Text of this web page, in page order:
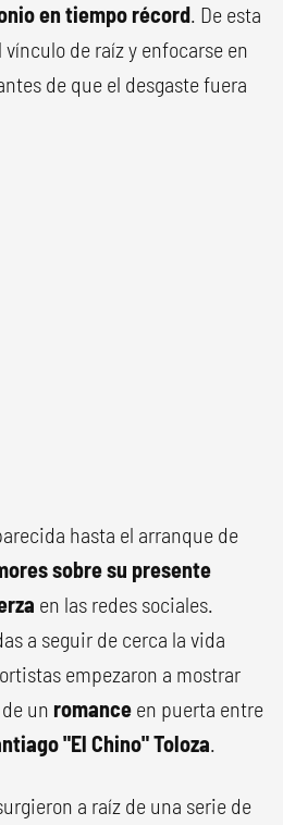
en tiempo récord. De esta
de raíz y enfocarse en
de que el desgaste fuera
hasta el arranque de
sobre su presente
en las redes sociales.
a seguir de cerca la vida
empezaron a mostrar
un romance en puerta entre
"El Chino" Toloza.
a raíz de una serie de